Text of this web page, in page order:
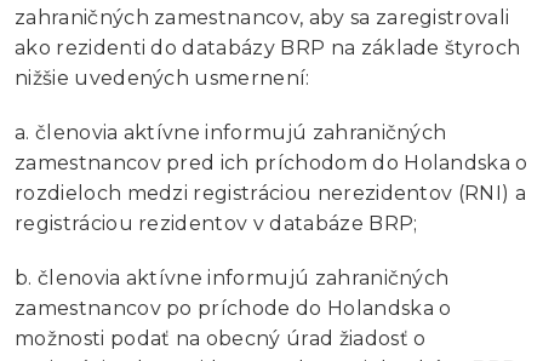
zahraničných zamestnancov, aby sa zaregistrovali
ako rezidenti do databázy BRP na základe štyroch
nižšie uvedených usmernení:
a. členovia aktívne informujú zahraničných
zamestnancov pred ich príchodom do Holandska o
rozdieloch medzi registráciou nerezidentov (RNI) a
registráciou rezidentov v databáze BRP;
b. členovia aktívne informujú zahraničných
zamestnancov po príchode do Holandska o
možnosti podať na obecný úrad žiadosť o